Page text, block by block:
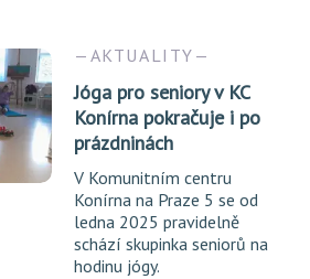
AKTUALITY
Jóga pro seniory v KC
Konírna pokračuje i po
prázdninách
V Komunitním centru
Konírna na Praze 5 se od
ledna 2025 pravidelně
schází skupinka seniorů na
hodinu jógy.